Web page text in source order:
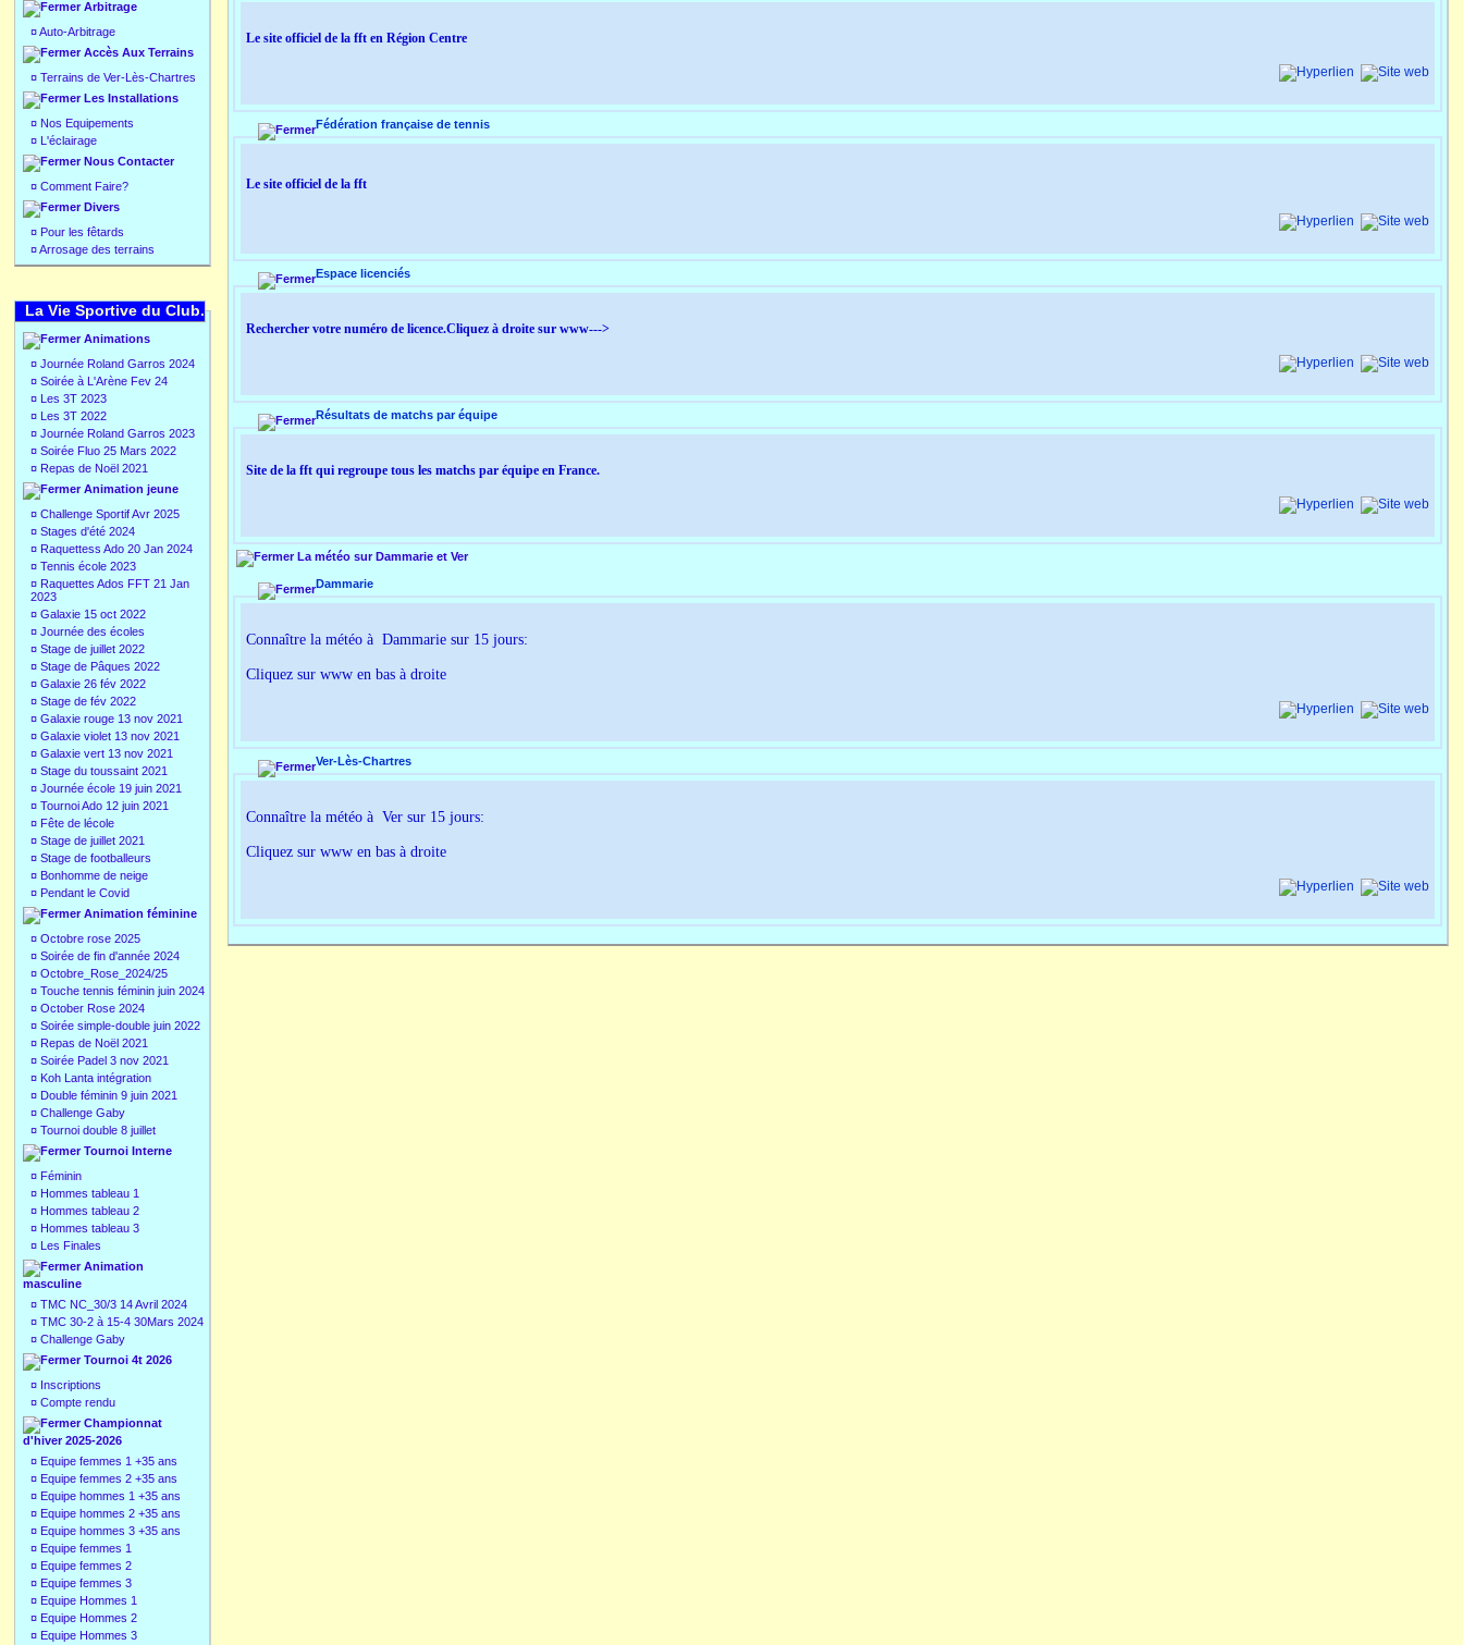
Arbitrage
¤Auto-Arbitrage
Accès Aux Terrains
¤ Terrains de Ver-Lès-Chartres
Les Installations
¤ Nos Equipements
¤ L'éclairage
Nous Contacter
¤ Comment Faire?
Divers
¤ Pour les fêtards
¤Arrosage des terrains
La Vie Sportive du Club.
Animations
¤ Journée Roland Garros 2024
¤ Soirée à L'Arène Fev 24
¤ Les 3T 2023
¤ Les 3T 2022
¤ Journée Roland Garros 2023
¤ Soirée Fluo 25 Mars 2022
¤ Repas de Noël 2021
Animation jeune
¤ Challenge Sportif Avr 2025
¤ Stages d'été 2024
¤ Raquettess Ado 20 Jan 2024
¤ Tennis école 2023
¤ Raquettes Ados FFT 21 Jan
2023
¤ Galaxie 15 oct 2022
¤ Journée des écoles
¤ Stage de juillet 2022
¤ Stage de Pâques 2022
¤ Galaxie 26 fév 2022
¤ Stage de fév 2022
¤ Galaxie rouge 13 nov 2021
¤ Galaxie violet 13 nov 2021
¤ Galaxie vert 13 nov 2021
¤ Stage du toussaint 2021
¤ Journée école 19 juin 2021
¤ Tournoi Ado 12 juin 2021
¤ Fête de lécole
¤ Stage de juillet 2021
¤ Stage de footballeurs
¤ Bonhomme de neige
¤ Pendant le Covid
Animation féminine
¤ Octobre rose 2025
¤ Soirée de fin d'année 2024
¤ Octobre_Rose_2024/25
¤ Touche tennis féminin juin 2024
¤ October Rose 2024
¤ Soirée simple-double juin 2022
¤ Repas de Noël 2021
¤ Soirée Padel 3 nov 2021
¤ Koh Lanta intégration
¤ Double féminin 9 juin 2021
¤ Challenge Gaby
¤ Tournoi double 8 juillet
Tournoi Interne
¤ Féminin
¤ Hommes tableau 1
¤ Hommes tableau 2
¤ Hommes tableau 3
¤ Les Finales
Animation
masculine
¤ TMC NC_30/3 14 Avril 2024
¤ TMC 30-2 à 15-4 30Mars 2024
¤ Challenge Gaby
Tournoi 4t 2026
¤ Inscriptions
¤ Compte rendu
Championnat
d'hiver 2025-2026
¤ Equipe femmes 1 +35 ans
¤ Equipe femmes 2 +35 ans
¤ Equipe hommes 1 +35 ans
¤ Equipe hommes 2 +35 ans
¤ Equipe hommes 3 +35 ans
¤ Equipe femmes 1
¤ Equipe femmes 2
¤ Equipe femmes 3
¤ Equipe Hommes 1
¤ Equipe Hommes 2
¤ Equipe Hommes 3
Le site officiel de la fft en Région Centre
Fédération française de tennis
Le site officiel de la fft
Espace licenciés
Rechercher votre numéro de licence.Cliquez à droite sur www--->
Résultats de matchs par équipe
Site de la fft qui regroupe tous les matchs par équipe en France.
La météo sur Dammarie et Ver
Dammarie
Connaître la météo à Dammarie sur 15 jours:
Cliquez sur www en bas à droite
Ver-Lès-Chartres
Connaître la météo à Ver sur 15 jours:
Cliquez sur www en bas à droite